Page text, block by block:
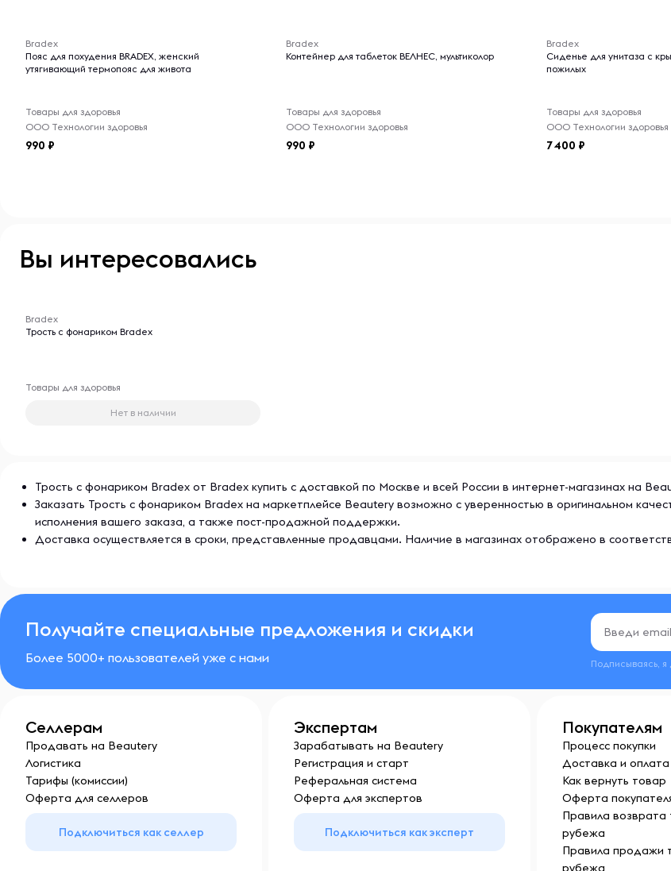
Bradex
Пояс для похудения BRADEX, женский
утягивающий термопояс для живота
Товары для здоровья
ООО Технологии здоровья
990
Bradex
Контейнер для таблеток ВЕЛНЕС, мультиколор
Товары для здоровья
ООО Технологии здоровья
990
Bradex
Сиденье для унитаза с
пожилых
Товары для здоровья
ООО Технологии здоровья
7 400
Вы интересовались
Bradex
Трость с фонариком Bradex
Товары для здоровья
Нет в наличии
Трость с фонариком Bradex от Bradex купить с доставкой по Москве и всей России в интернет-магазинах на
Заказать Трость с фонариком Bradex на маркетплейсе Beautery возможно с уверенностью в оригинальном
исполнения вашего заказа, а также пост-продажной поддержки.
Доставка осуществляется в сроки, представленные продавцами. Наличие в магазинах отображено в
Получайте специальные предложения и скидки
Более 5000+ пользователей уже с нами Подписываясь,
Селлерам
Продавать на Beautery
Логистика
Тарифы (комиссии)
Оферта для селлеров
Подключиться как селлер
Экспертам
Зарабатывать на Beautery
Регистрация и старт
Реферальная система
Оферта для экспертов
Подключиться как эксперт
Покупателям
Процесс покупки
Доставка и оплата
Как вернуть товар
Оферта
Правила возврата
рубежа
Правила продажи
рубежа